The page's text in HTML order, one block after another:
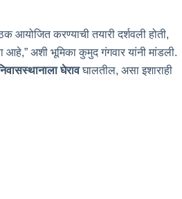
आयोजित करण्याची तयारी दर्शवली होती,
आहे,” अशी भूमिका कुमुद गंगवार यांनी मांडली.
घेरावघालतील, असा इशाराही